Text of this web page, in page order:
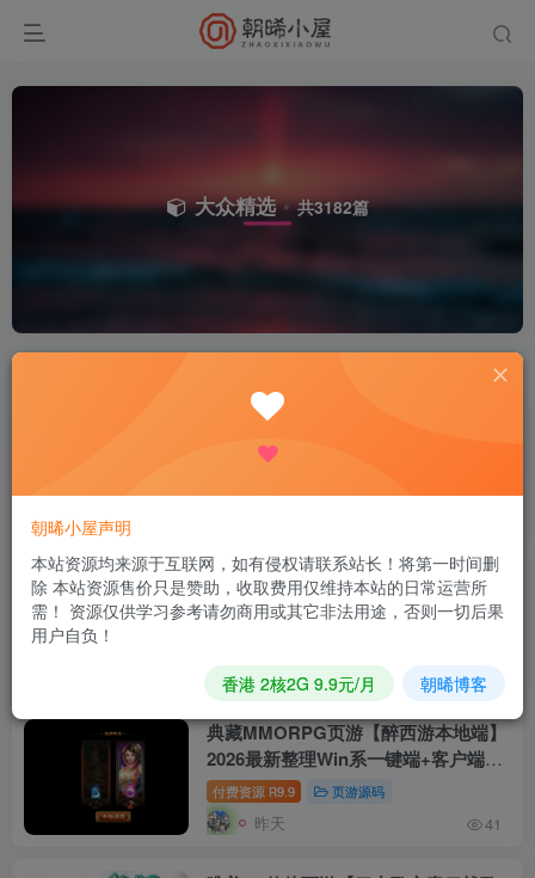
大众精选 共3182篇
决】2026最新整理Win系服务端+PC客
经典2.5D传奇页游【热血虎卫本地
端】2026最新整理Win一键即玩服务端
昨天 32
典藏MMORPG页游【醉西游本地端】
2026最新整理Win系一键端+客户端
+网页GM工具+教程【站长亲测】
付费资源 R9.9 页游源码
昨天 41
朝晞小屋声明
本站资源均来源于互联网，如有侵权请联系站长！将第一时间删
除 本站资源售价只是赞助，收取费用仅维持本站的日常运营所
需！ 资源仅供学习参考请勿商用或其它非法用途，否则一切后果
用户自负！
香港 2核2G 9.9元/月 朝晞博客